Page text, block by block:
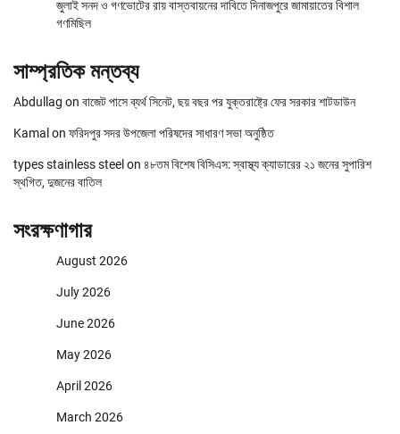
জুলাই সনদ ও গণভোটের রায় বাস্তবায়নের দাবিতে দিনাজপুরে জামায়াতের বিশাল
গণমিছিল
সাম্প্রতিক মন্তব্য
Abdullag on বাজেট পাসে ব্যর্থ সিনেট, ছয় বছর পর যুক্তরাষ্ট্রে ফের সরকার শাটডাউন
Kamal on ফরিদপুর সদর উপজেলা পরিষদের সাধারণ সভা অনুষ্ঠিত
types stainless steel on ৪৮তম বিশেষ বিসিএস: স্বাস্থ্য ক্যাডারের ২১ জনের সুপারিশ
স্থগিত, দুজনের বাতিল
সংরক্ষণাগার
August 2026
July 2026
June 2026
May 2026
April 2026
March 2026